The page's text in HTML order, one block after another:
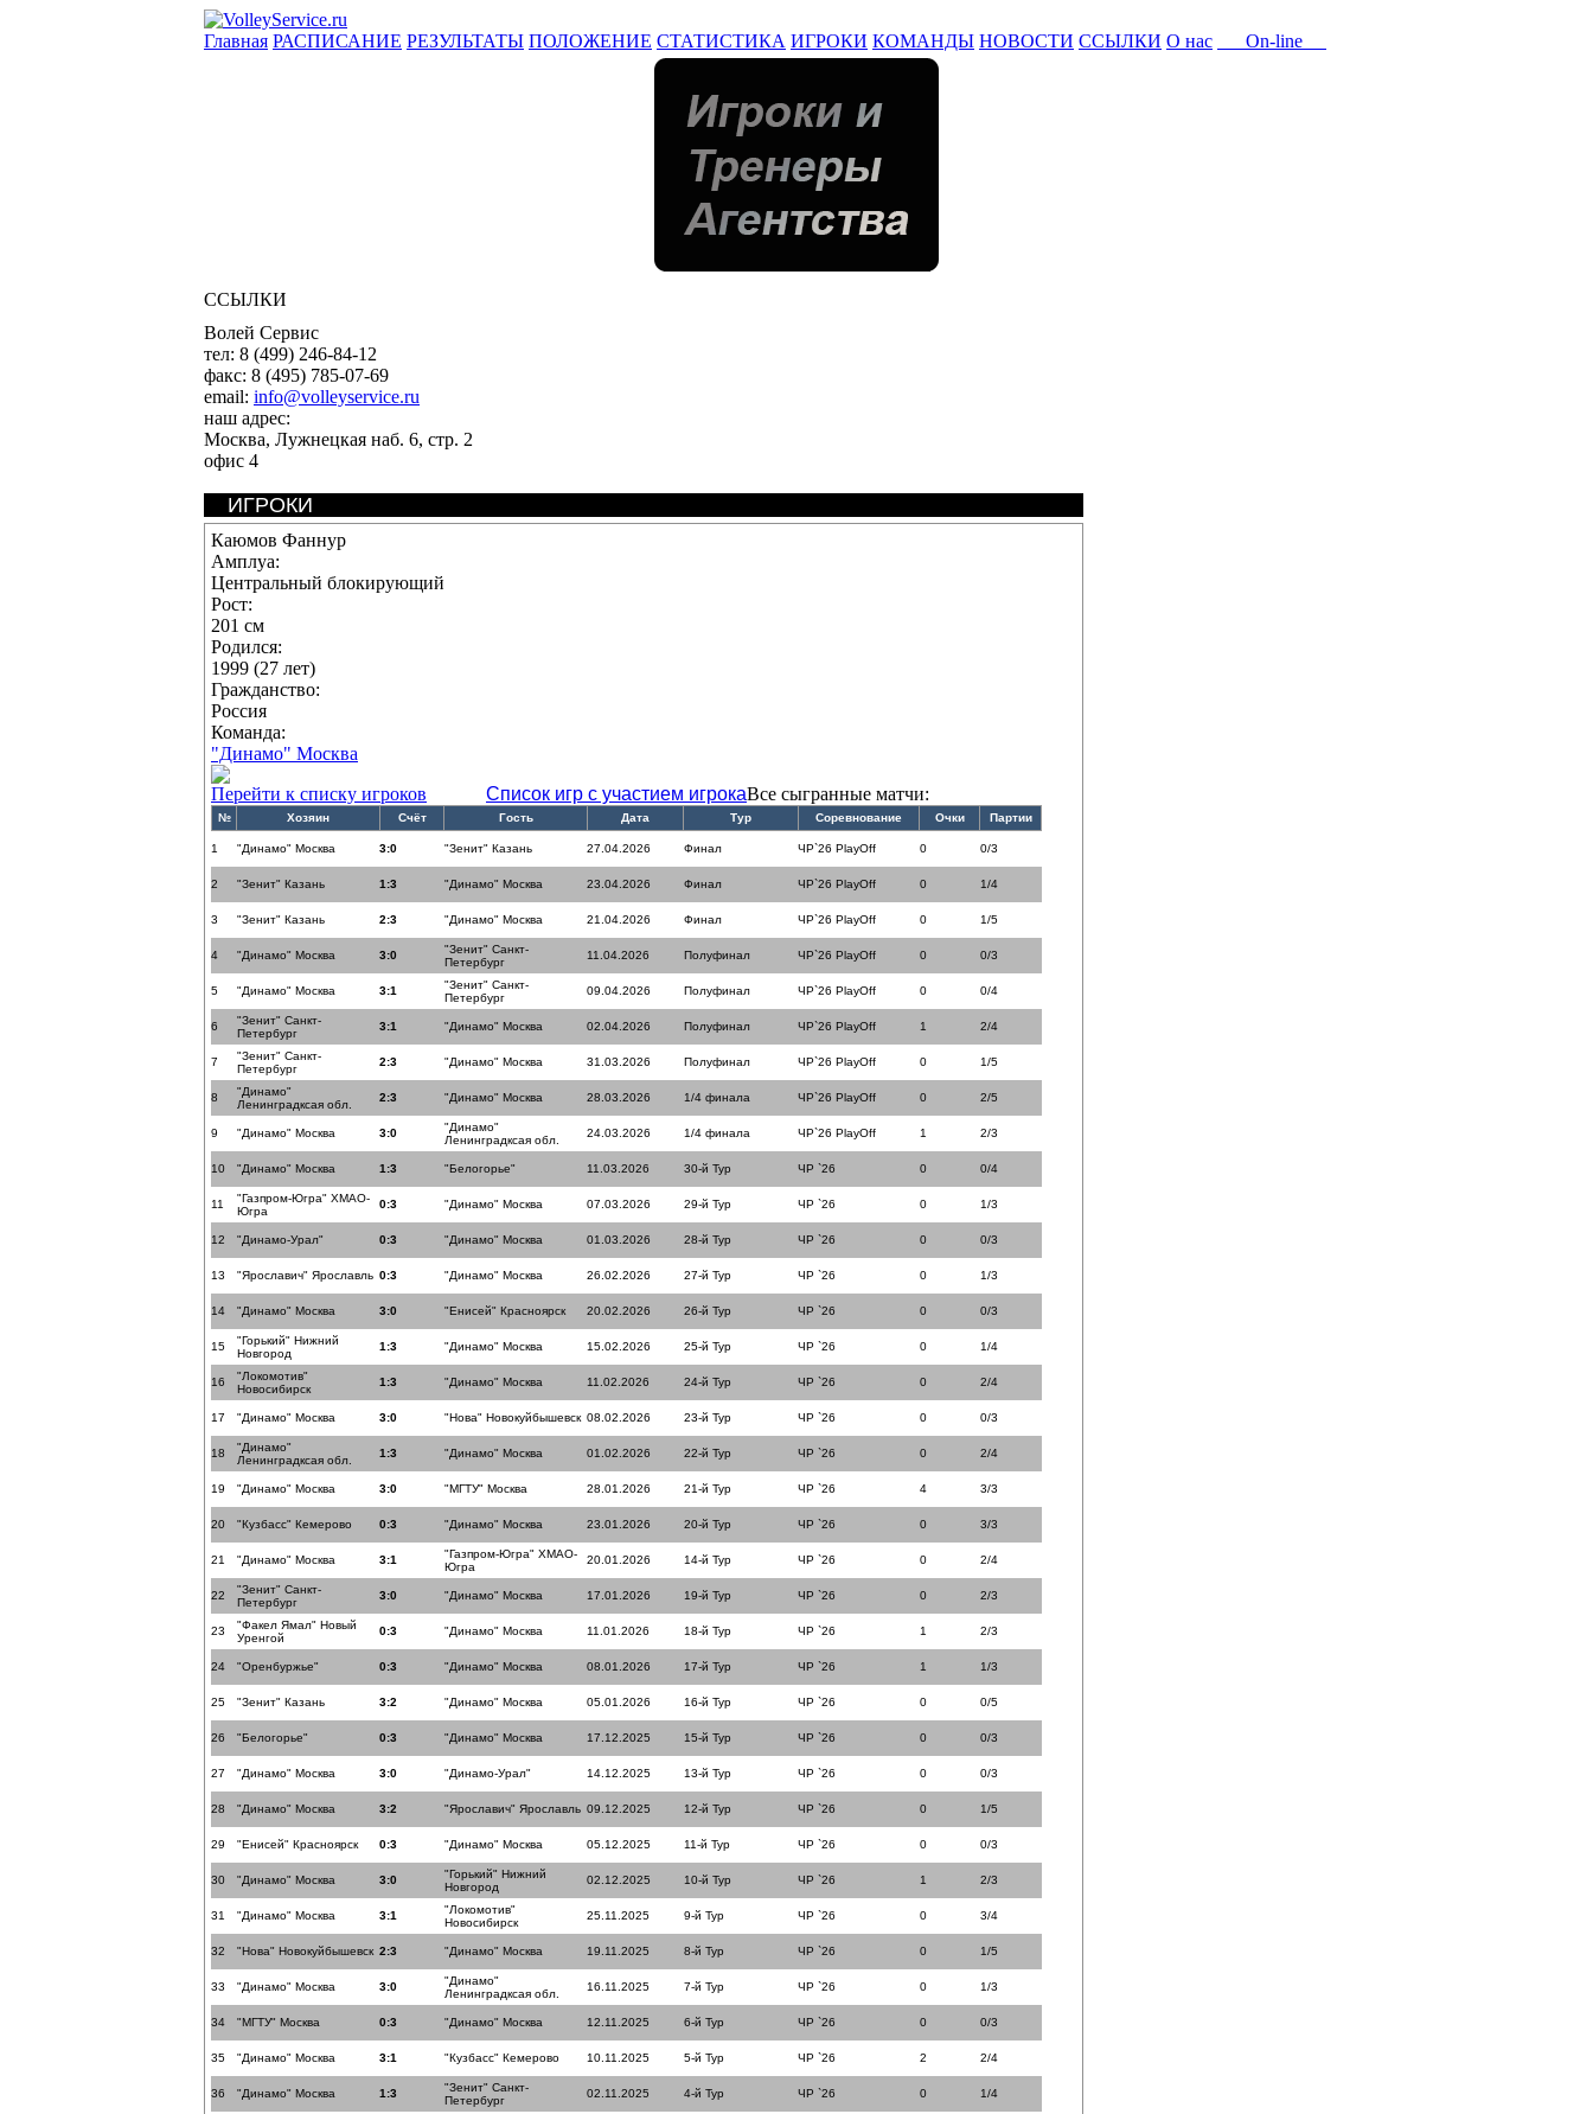
Главная РАСПИСАНИЕ РЕЗУЛЬТАТЫ ПОЛОЖЕНИЕ СТАТИСТИКА ИГРОКИ КОМАНДЫ НОВОСТИ ССЫЛКИ О нас On-line
ССЫЛКИ
Волей Сервис
тел: 8 (499) 246-84-12
факс: 8 (495) 785-07-69
email: info@volleyservice.ru
наш адрес:
Москва, Лужнецкая наб. 6, стр. 2
офис 4
ИГРОКИ
Каюмов Фаннур
Амплуа:
Центральный блокирующий
Рост:
201 см
Родился:
1999 (27 лет)
Гражданство:
Россия
Команда:
"Динамо" Москва
Перейти к списку игроков
Список игр с участием игрокаВсе сыгранные матчи:
№ Хозяин Счёт Гость Дата Тур Соревнование Очки Партии
1 "Динамо" Москва 3:0 "Зенит" Казань 27.04.2026 Финал ЧР`26 PlayOff 0 0/3
2 "Зенит" Казань 1:3 "Динамо" Москва 23.04.2026 Финал ЧР`26 PlayOff 0 1/4
3 "Зенит" Казань 2:3 "Динамо" Москва 21.04.2026 Финал ЧР`26 PlayOff 0 1/5
4 "Динамо" Москва 3:0
"Зенит" Санкт-
Петербург
11.04.2026 Полуфинал ЧР`26 PlayOff 0 0/3
5 "Динамо" Москва 3:1
"Зенит" Санкт-
Петербург
09.04.2026 Полуфинал ЧР`26 PlayOff 0 0/4
6
"Зенит" Санкт-
Петербург
3:1 "Динамо" Москва 02.04.2026 Полуфинал ЧР`26 PlayOff 1 2/4
7
"Зенит" Санкт-
Петербург
2:3 "Динамо" Москва 31.03.2026 Полуфинал ЧР`26 PlayOff 0 1/5
8
"Динамо"
Ленинградксая обл.
2:3 "Динамо" Москва 28.03.2026 1/4 финала ЧР`26 PlayOff 0 2/5
9 "Динамо" Москва 3:0
"Динамо"
Ленинградксая обл.
24.03.2026 1/4 финала ЧР`26 PlayOff 1 2/3
10 "Динамо" Москва 1:3 "Белогорье" 11.03.2026 30-й Тур ЧР `26 0 0/4
11
"Газпром-Югра" ХМАО-
Югра
0:3 "Динамо" Москва 07.03.2026 29-й Тур ЧР `26 0 1/3
12 "Динамо-Урал" 0:3 "Динамо" Москва 01.03.2026 28-й Тур ЧР `26 0 0/3
13 "Ярославич" Ярославль 0:3 "Динамо" Москва 26.02.2026 27-й Тур ЧР `26 0 1/3
14 "Динамо" Москва 3:0 "Енисей" Красноярск 20.02.2026 26-й Тур ЧР `26 0 0/3
15
"Горький" Нижний
Новгород
1:3 "Динамо" Москва 15.02.2026 25-й Тур ЧР `26 0 1/4
16
"Локомотив"
Новосибирск
1:3 "Динамо" Москва 11.02.2026 24-й Тур ЧР `26 0 2/4
17 "Динамо" Москва 3:0 "Нова" Новокуйбышевск 08.02.2026 23-й Тур ЧР `26 0 0/3
18
"Динамо"
Ленинградксая обл.
1:3 "Динамо" Москва 01.02.2026 22-й Тур ЧР `26 0 2/4
19 "Динамо" Москва 3:0 "МГТУ" Москва 28.01.2026 21-й Тур ЧР `26 4 3/3
20 "Кузбасс" Кемерово 0:3 "Динамо" Москва 23.01.2026 20-й Тур ЧР `26 0 3/3
21 "Динамо" Москва 3:1
"Газпром-Югра" ХМАО-
Югра
20.01.2026 14-й Тур ЧР `26 0 2/4
22
"Зенит" Санкт-
Петербург
3:0 "Динамо" Москва 17.01.2026 19-й Тур ЧР `26 0 2/3
23
"Факел Ямал" Новый
Уренгой
0:3 "Динамо" Москва 11.01.2026 18-й Тур ЧР `26 1 2/3
24 "Оренбуржье" 0:3 "Динамо" Москва 08.01.2026 17-й Тур ЧР `26 1 1/3
25 "Зенит" Казань 3:2 "Динамо" Москва 05.01.2026 16-й Тур ЧР `26 0 0/5
26 "Белогорье" 0:3 "Динамо" Москва 17.12.2025 15-й Тур ЧР `26 0 0/3
27 "Динамо" Москва 3:0 "Динамо-Урал" 14.12.2025 13-й Тур ЧР `26 0 0/3
28 "Динамо" Москва 3:2 "Ярославич" Ярославль 09.12.2025 12-й Тур ЧР `26 0 1/5
29 "Енисей" Красноярск 0:3 "Динамо" Москва 05.12.2025 11-й Тур ЧР `26 0 0/3
30 "Динамо" Москва 3:0
"Горький" Нижний
Новгород
02.12.2025 10-й Тур ЧР `26 1 2/3
31 "Динамо" Москва 3:1
"Локомотив"
Новосибирск
25.11.2025 9-й Тур ЧР `26 0 3/4
32 "Нова" Новокуйбышевск 2:3 "Динамо" Москва 19.11.2025 8-й Тур ЧР `26 0 1/5
33 "Динамо" Москва 3:0
"Динамо"
Ленинградксая обл.
16.11.2025 7-й Тур ЧР `26 0 1/3
34 "МГТУ" Москва 0:3 "Динамо" Москва 12.11.2025 6-й Тур ЧР `26 0 0/3
35 "Динамо" Москва 3:1 "Кузбасс" Кемерово 10.11.2025 5-й Тур ЧР `26 2 2/4
36 "Динамо" Москва 1:3
"Зенит" Санкт-
Петербург
02.11.2025 4-й Тур ЧР `26 0 1/4